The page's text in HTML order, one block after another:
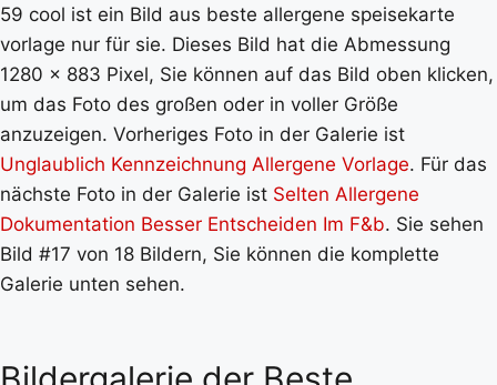
59 cool ist ein Bild aus beste allergene speisekarte
vorlage nur für sie. Dieses Bild hat die Abmessung
1280 x 883 Pixel, Sie können auf das Bild oben klicken,
um das Foto des großen oder in voller Größe
anzuzeigen. Vorheriges Foto in der Galerie ist
Unglaublich Kennzeichnung Allergene Vorlage. Für das
nächste Foto in der Galerie ist Selten Allergene
Dokumentation Besser Entscheiden Im F&b. Sie sehen
Bild #17 von 18 Bildern, Sie können die komplette
Galerie unten sehen.